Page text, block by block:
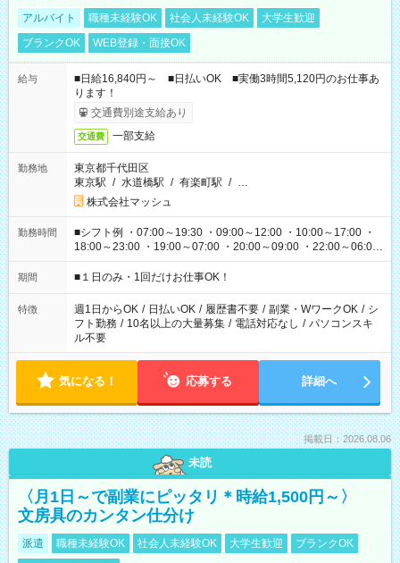
アルバイト 職種未経験OK 社会人未経験OK
大学生歓迎
ブランクOK
WEB登録・面接OK
給与
■日給16,840円～ ■日払いOK ■実働3時間5,120円のお仕事あ
ります！
交通費別途支給あり
交通費 一部支給
勤務地
東京都千代田区
東京駅 / 水道橋駅 / 有楽町駅 / …
株式会社マッシュ
勤務時間
■シフト例 ・07:00～19:30 ・09:00～12:00 ・10:00～17:00 ・
18:00～23:00 ・19:00～07:00 ・20:00～09:00 ・22:00～06:00
etc ★最短で3時間で5,120円のお仕事から 15時間で2万円近く稼
げるお仕事も！ ご希望のお時間に合わせてご紹介！ ※シフトは
ください！
期間 ■１日のみ・1回だけお仕事OK！
特徴 週1日からOK / 日払いOK / 履歴書不要 / 副業・WワークOK / シ
フト勤務 / 10名以上の大量募集 / 電話対応なし / パソコンスキ
ル不要
気になる！ 応募する 詳細へ
掲載日：2026.08.06
未読
〈月1日～で副業にピッタリ＊時給1,500円～〉
文房具のカンタン仕分け
派遣 職種未経験OK 社会人未経験OK 大学生歓迎
ブランクOK